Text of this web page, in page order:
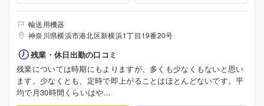
輸送用機器
神奈川県横浜市港北区新横浜1丁目19番20号
残業・休日出勤の口コミ
残業については時期にもよりますが、多くも少なくもないと思い
ます。少なくとも、定時で即上がることはほとんどないです。平
均で月30時間くらいはや...